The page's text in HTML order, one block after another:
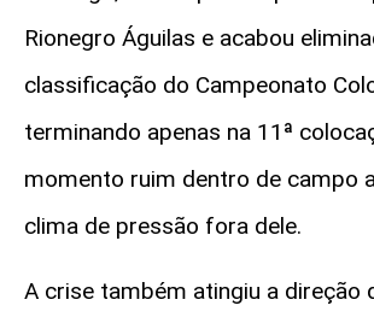
Rionegro Águilas e acabou
classificação do Campeonato
terminando apenas na 11ª
momento ruim dentro de campo
clima de pressão fora dele.
A crise também atingiu a direção